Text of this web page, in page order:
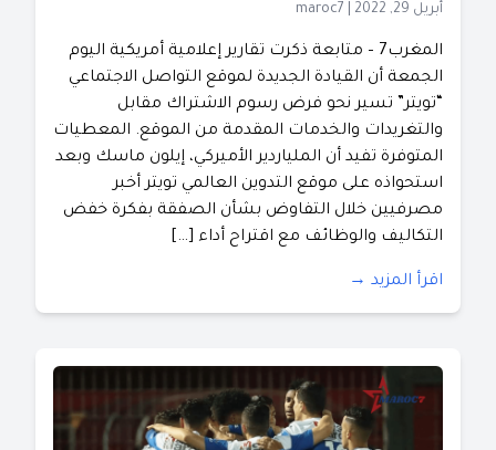
أبريل 29, 2022 maroc7
المغرب7 – متابعة ذكرت تقارير إعلامية أمريكية اليوم
الجمعة أن القيادة الجديدة لموقع التواصل الاجتماعي
“تويتر” تسير نحو فرض رسوم الاشتراك مقابل
والتغريدات والخدمات المقدمة من الموقع. المعطيات
المتوفرة تفيد أن الملياردير الأميركي، إيلون ماسك وبعد
استحواذه على موقع التدوين العالمي تويتر أخبر
مصرفيين خلال التفاوض بشأن الصفقة بفكرة خفض
التكاليف والوظائف مع اقتراح أداء […]
اقرأ المزيد →